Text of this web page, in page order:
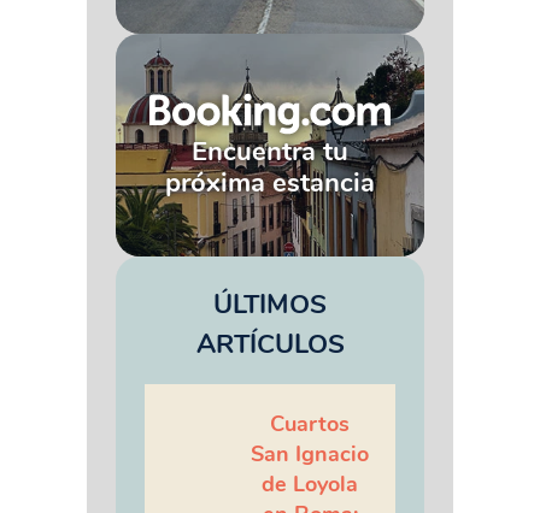
Encuentra tu
próxima estancia
ÚLTIMOS
ARTÍCULOS
Cuartos
San Ignacio
de Loyola